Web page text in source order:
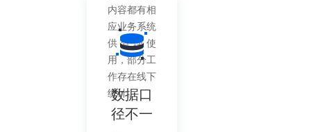
内容都有相
应业务系统
供管理使
用，部分工
作存在线下
统计。
数据口
径不一